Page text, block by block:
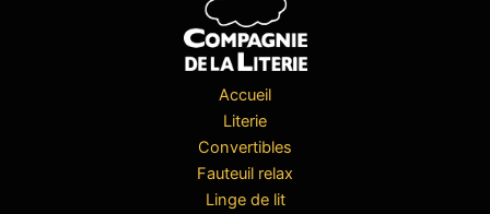
Accueil
Literie
Convertibles
Fauteuil relax
Linge de lit